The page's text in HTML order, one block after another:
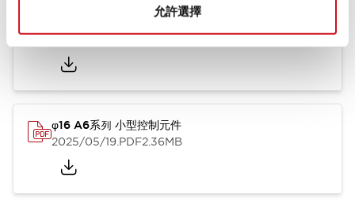
允許選擇
φ16 A6系列用配件(平面鑲嵌框型)
2022/04/07.PDF942.26KB
φ16 A6系列 小型控制元件
2025/05/19.PDF2.36MB